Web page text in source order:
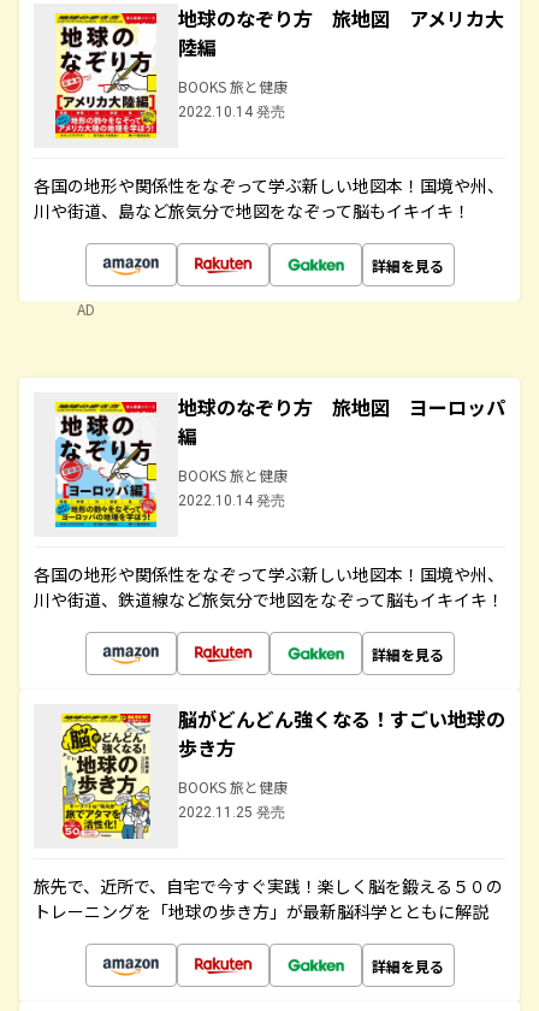
地球のなぞり方 旅地図 アメリカ大
陸編
BOOKS 旅と健康
2022.10.14 発売
各国の地形や関係性をなぞって学ぶ新しい地図本！国境や州、
川や街道、島など旅気分で地図をなぞって脳もイキイキ！
詳細を見る
AD
地球のなぞり方 旅地図 ヨーロッパ
編
BOOKS 旅と健康
2022.10.14 発売
各国の地形や関係性をなぞって学ぶ新しい地図本！国境や州、
川や街道、鉄道線など旅気分で地図をなぞって脳もイキイキ！
詳細を見る
脳がどんどん強くなる！すごい地球の
歩き方
BOOKS 旅と健康
2022.11.25 発売
旅先で、近所で、自宅で今すぐ実践！楽しく脳を鍛える５０の
トレーニングを「地球の歩き方」が最新脳科学とともに解説
詳細を見る